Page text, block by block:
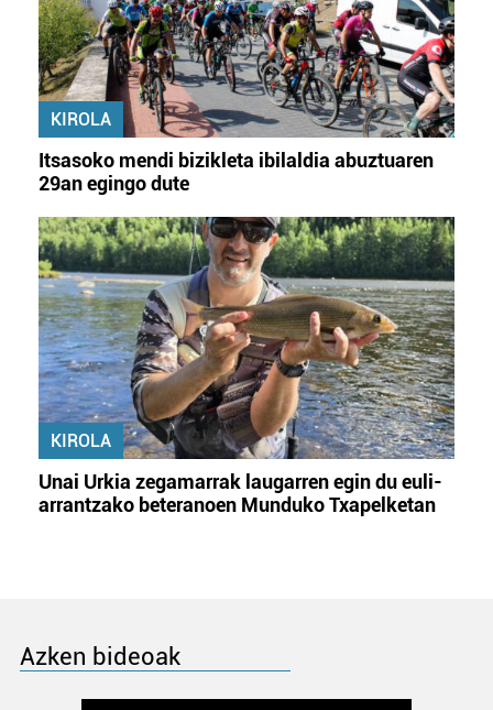
KIROLA
Itsasoko mendi bizikleta ibilaldia abuztuaren
29an egingo dute
KIROLA
Unai Urkia zegamarrak laugarren egin du euli-
arrantzako beteranoen Munduko Txapelketan
Azken bideoak